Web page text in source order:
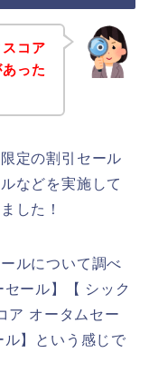
コア
った
定の割引セール
などを実施して
した！
ルについて調べ
ール】【 シック
ア オータムセー
】という感じで